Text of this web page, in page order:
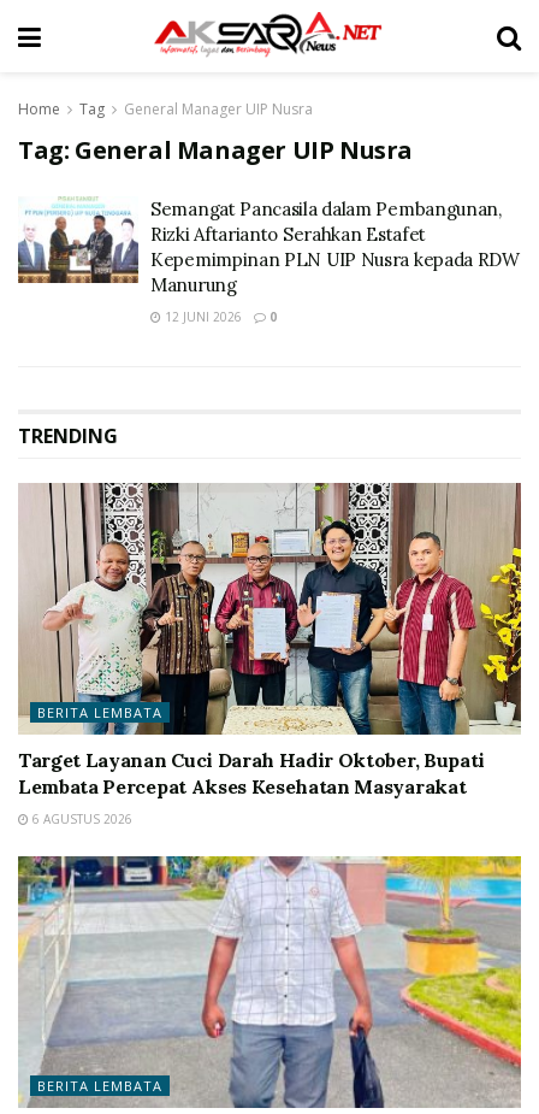
Home Tag General Manager UIP Nusra
Tag: General Manager UIP Nusra
Semangat Pancasila dalam Pembangunan,
Rizki Aftarianto Serahkan Estafet
Kepemimpinan PLN UIP Nusra kepada RDW
Manurung
12 JUNI 2026 0
TRENDING
BERITA LEMBATA
Target Layanan Cuci Darah Hadir Oktober, Bupati
Lembata Percepat Akses Kesehatan Masyarakat
6 AGUSTUS 2026
BERITA LEMBATA